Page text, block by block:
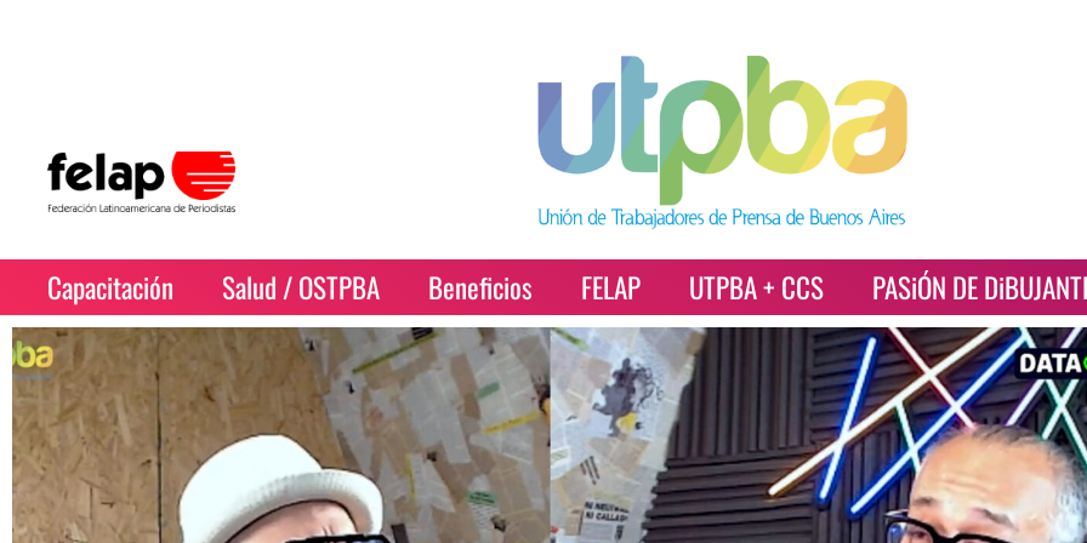
Capacitación Salud / OSTPBA Beneficios FELAP UTPBA + CCS PASiÓN DE